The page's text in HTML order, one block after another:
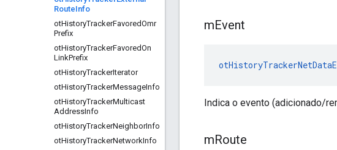
RouteInfo
otHistoryTrackerFavoredOmr
Prefix
otHistoryTrackerFavoredOn
LinkPrefix
otHistoryTrackerIterator
otHistoryTrackerMessageInfo
otHistoryTrackerMulticast
AddressInfo
otHistoryTrackerNeighborInfo
otHistoryTrackerNetworkInfo
mEvent
Indica o evento (adicionado/
mRoute